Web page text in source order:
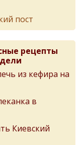
пост
рецепты
из кефира на
в
Киевский